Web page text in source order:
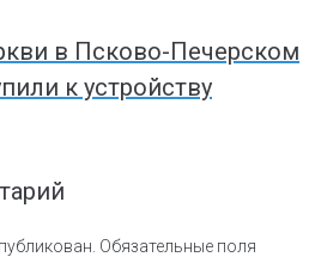
в Псково-Печерском
к устройству
Обязательные поля